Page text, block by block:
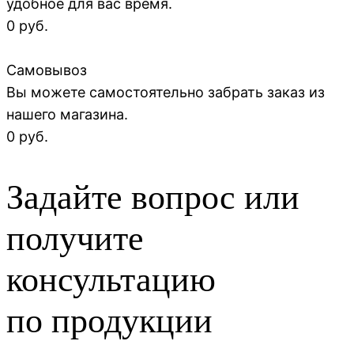
удобное для вас время.
0 руб.
Самовывоз
Вы можете самостоятельно забрать заказ из
нашего магазина.
0 руб.
Задайте вопрос или
получите
консультацию
по продукции